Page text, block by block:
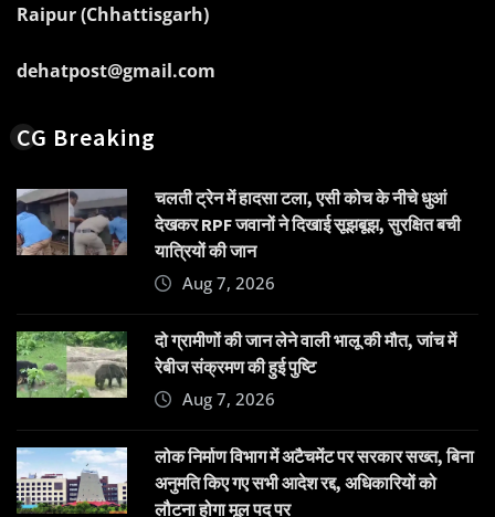
Raipur (Chhattisgarh)
dehatpost@gmail.com
CG Breaking
चलती ट्रेन में हादसा टला, एसी कोच के नीचे धुआं
देखकर RPF जवानों ने दिखाई सूझबूझ, सुरक्षित बची
यात्रियों की जान
Aug 7, 2026
दो ग्रामीणों की जान लेने वाली भालू की मौत, जांच में
रेबीज संक्रमण की हुई पुष्टि
Aug 7, 2026
लोक निर्माण विभाग में अटैचमेंट पर सरकार सख्त, बिना
अनुमति किए गए सभी आदेश रद्द, अधिकारियों को
लौटना होगा मूल पद पर